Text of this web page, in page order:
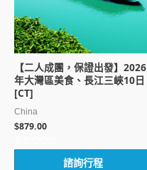
【二人成團，保證出發】2026
年大灣區美食、長江三峽10日
[CT]
China
$879.00
評
諮詢行程